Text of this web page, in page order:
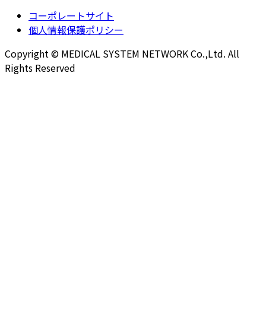
コーポレートサイト
個人情報保護ポリシー
Copyright © MEDICAL SYSTEM NETWORK Co.,Ltd. All
Rights Reserved